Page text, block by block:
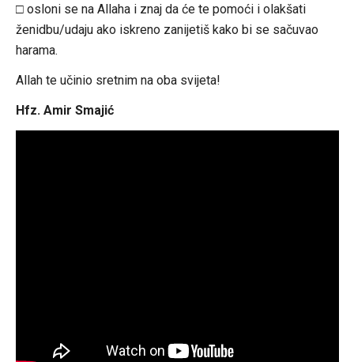
□ osloni se na Allaha i znaj da će te pomoći i olakšati
ženidbu/udaju ako iskreno zanijetiš kako bi se sačuvao
harama.
Allah te učinio sretnim na oba svijeta!
Hfz. Amir Smajić